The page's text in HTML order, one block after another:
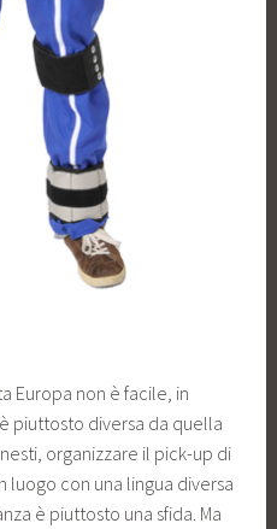
Europa non è facile, in
piuttosto diversa da quella
organizzare il pick-up di
luogo con una lingua diversa
è piuttosto una sfida. Ma